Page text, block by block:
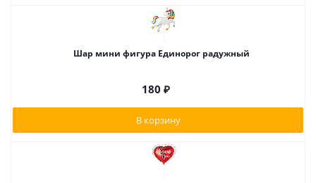
Шар мини фигура Единорог радужный
180 ₽
В корзину